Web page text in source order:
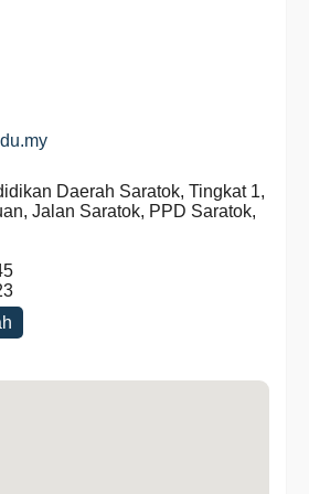
Daerah Saratok, Tingkat 1,
Jalan Saratok, PPD Saratok,